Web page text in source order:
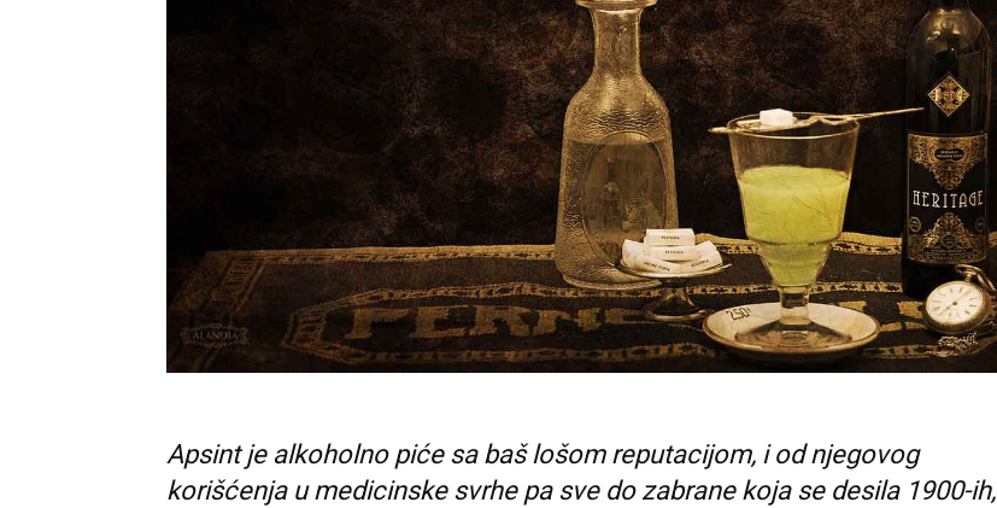
Apsint je alkoholno piće sa baš lošom reputacijom, i od njegovog
korišćenja u medicinske svrhe pa sve do zabrane koja se desila 1900-ih,